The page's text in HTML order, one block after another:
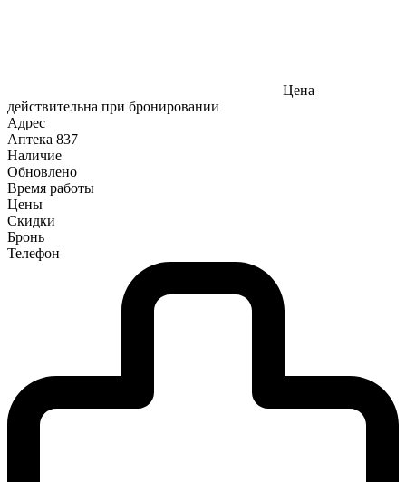
Цена
действительна при бронировании
Адрес
Аптека 837
Наличие
Обновлено
Время работы
Цены
Скидки
Бронь
Телефон